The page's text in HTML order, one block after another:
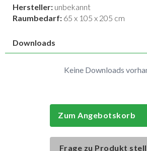
Hersteller: unbekannt
Raumbedarf: 65 x 105 x 205 cm
Downloads
Keine Downloads
Zum Angebotskorb
Frage zu Produkt